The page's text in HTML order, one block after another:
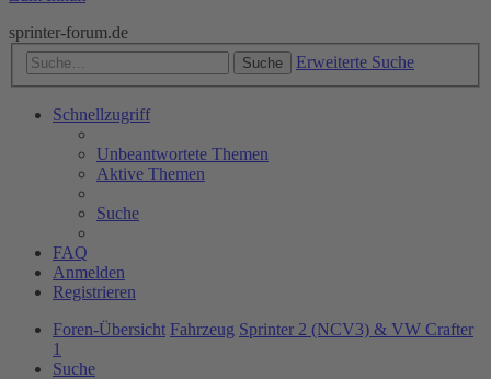
sprinter-forum.de
Suche Erweiterte Suche
Schnellzugriff
Unbeantwortete Themen
Aktive Themen
Suche
FAQ
Anmelden
Registrieren
Foren-Übersicht Fahrzeug Sprinter 2 (NCV3) & VW Crafter
1
Suche